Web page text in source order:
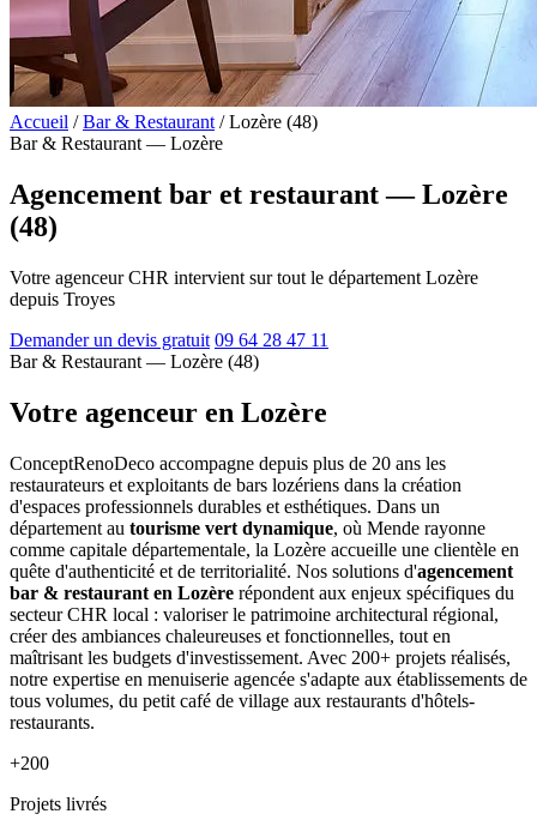
Accueil / Bar & Restaurant / Lozère (48)
Bar & Restaurant — Lozère
Agencement bar et restaurant — Lozère
(48)
Votre agenceur CHR intervient sur tout le département Lozère
depuis Troyes
Demander un devis gratuit 09 64 28 47 11
Bar & Restaurant — Lozère (48)
Votre agenceur en Lozère
ConceptRenoDeco accompagne depuis plus de 20 ans les
restaurateurs et exploitants de bars lozériens dans la création
d'espaces professionnels durables et esthétiques. Dans un
département au tourisme vert dynamique, où Mende rayonne
comme capitale départementale, la Lozère accueille une clientèle en
quête d'authenticité et de territorialité. Nos solutions d'agencement
bar & restaurant en Lozère répondent aux enjeux spécifiques du
secteur CHR local : valoriser le patrimoine architectural régional,
créer des ambiances chaleureuses et fonctionnelles, tout en
maîtrisant les budgets d'investissement. Avec 200+ projets réalisés,
notre expertise en menuiserie agencée s'adapte aux établissements de
tous volumes, du petit café de village aux restaurants d'hôtels-
restaurants.
+200
Projets livrés